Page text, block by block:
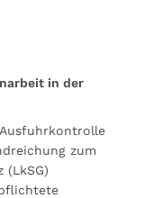
in der
zum